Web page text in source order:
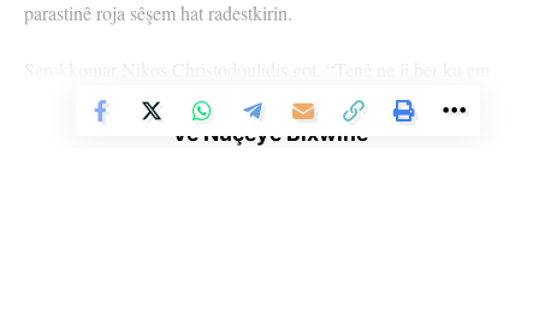
parastinê roja sêşem hat radestkirin.
Serokkomar Nikos Christodoulidis got, “Tenê ne ji ber ku em
welatekî dagirkirî ne, ji ber ku em xwedî girîngiyeke jeo-stratejîk
in û endamê Yekîtiya Ewropayê ne, ji bo hêza xwe ya
Vê Nûçeyê Bixwîne